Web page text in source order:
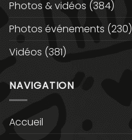
Photos & vidéos (384)
Photos événements (230)
Vidéos (381)
NAVIGATION
Accueil